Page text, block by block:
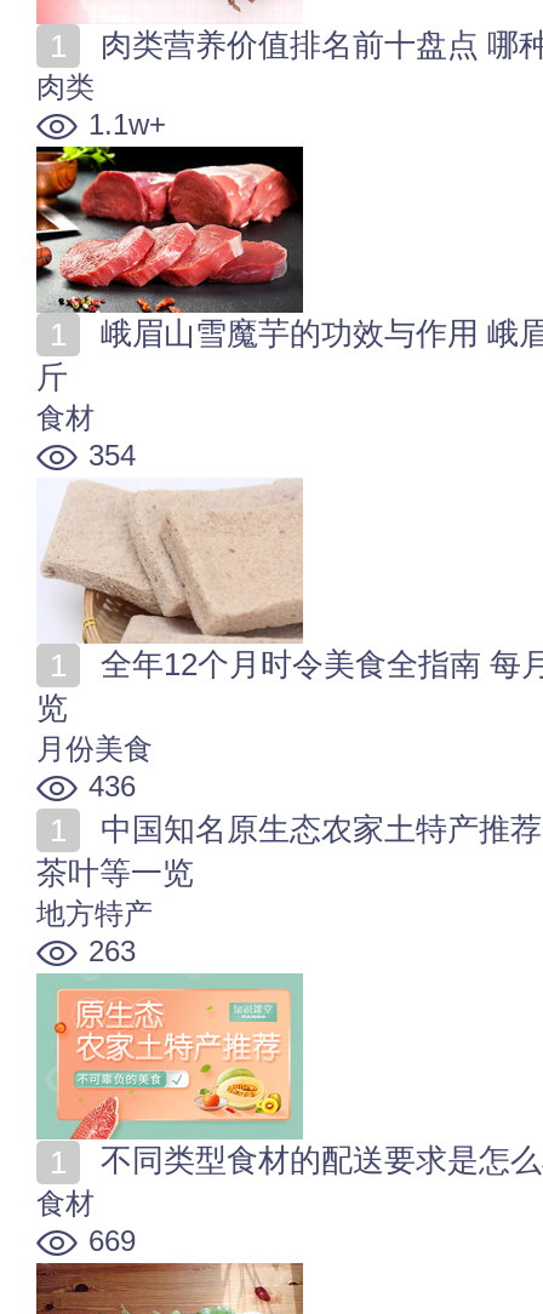
肉类营养价值排名前十盘点 哪
肉类
1.1w+
斤
食材
354
览
月份美食
436
茶叶等一览
地方特产
263
不同类型食材的配送要求是怎
食材
669